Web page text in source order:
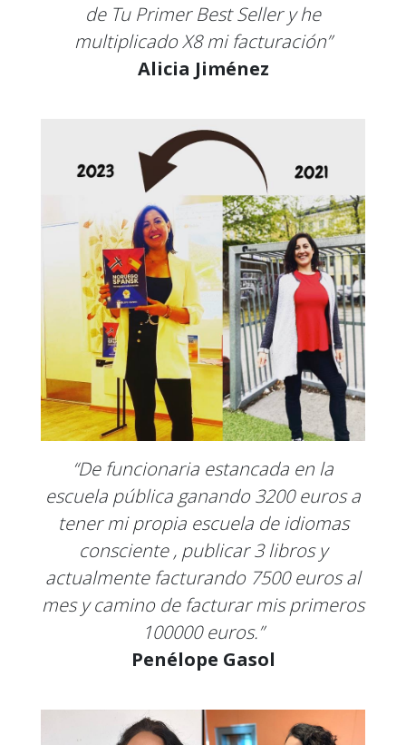
de Tu Primer Best Seller y he
multiplicado X8 mi facturación”
Alicia Jiménez
“De funcionaria estancada en la
escuela pública ganando 3200 euros a
tener mi propia escuela de idiomas
consciente , publicar 3 libros y
actualmente facturando 7500 euros al
mes y camino de facturar mis primeros
100000 euros.”
Penélope Gasol